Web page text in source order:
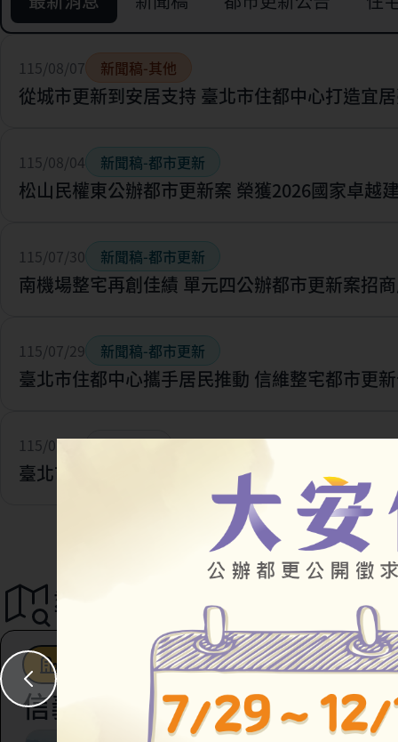
115/08/07 新聞稿-其他
從城市更新到安居支持 臺北市住都中心打造宜
115/08/04 新聞稿-都市更新
松山民權東公辦都市更新案 榮獲2026國家卓越
115/07/30 新聞稿-都市更新
南機場整宅再創佳績 單元四公辦都市更新案招
115/07/29 新聞稿-都市更新
臺北市住都中心攜手居民推動 信維整
115/07/28 一般公告
臺北市住宅及都市更新中心 官網改版及網址更
導覽地圖
駐地工作站 社會住宅
信義區